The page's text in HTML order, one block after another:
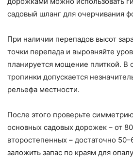
садовый шланг для очерчивания
При наличии перепадов высот
точки перепада и выровняйте
планируется мощение плиткой. В
тропинки допускается
рельефа местности.
После этого проверьте
основных садовых дорожек – от
второстепенных – достаточно
заложить запас по краям для